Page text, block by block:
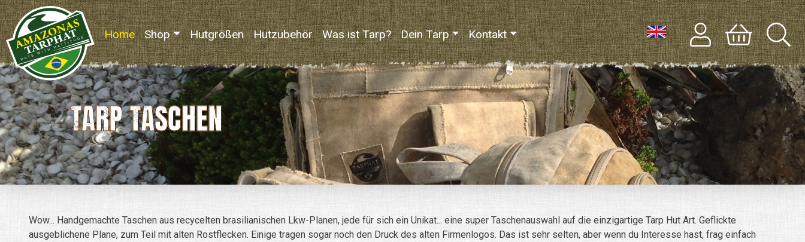
Home(current)
Shop Hutgrößen Hutzubehör Was ist Tarp? Dein Tarp Kontakt
TARP TASCHEN
Wow... Handgemachte Taschen aus recycelten brasilianischen Lkw-Planen, jede für sich ein Unikat... eine super Taschenauswahl auf die einzigartige Tarp Hut Art. Geflickte
ausgeblichene Plane, zum Teil mit alten Rostflecken. Einige tragen sogar noch den Druck des alten Firmenlogos. Das ist sehr selten, aber wenn du Interesse hast, frag einfach